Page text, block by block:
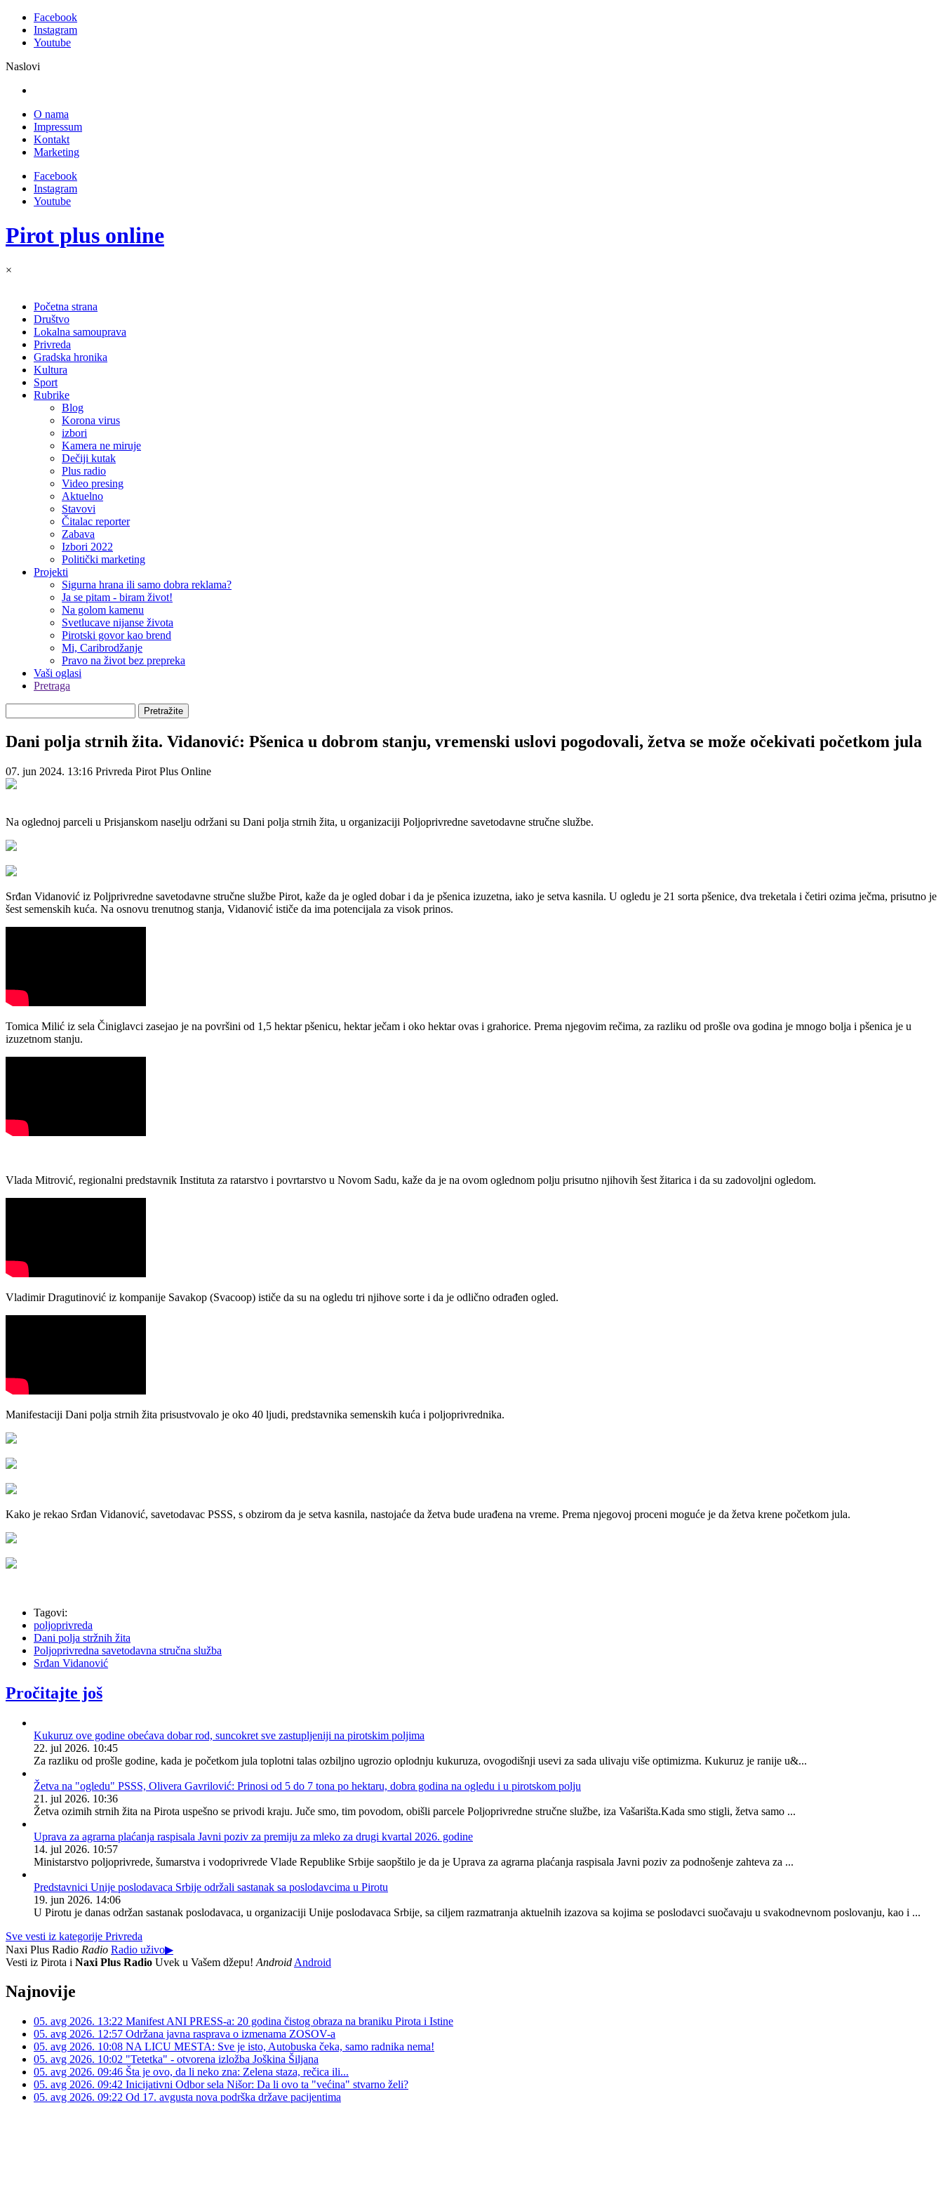
Facebook
Instagram
Youtube
Naslovi
O nama
Impressum
Kontakt
Marketing
Facebook
Instagram
Youtube
Pirot plus online
×
Početna strana
Društvo
Lokalna samouprava
Privreda
Gradska hronika
Kultura
Sport
Rubrike
Blog
Korona virus
izbori
Kamera ne miruje
Dečiji kutak
Plus radio
Video presing
Aktuelno
Stavovi
Čitalac reporter
Zabava
Izbori 2022
Politički marketing
Projekti
Sigurna hrana ili samo dobra reklama?
Ja se pitam - biram život!
Na golom kamenu
Svetlucave nijanse života
Pirotski govor kao brend
Mi, Caribrodžanje
Pravo na život bez prepreka
Vaši oglasi
Pretraga
Pretražite
Dani polja strnih žita. Vidanović: Pšenica u dobrom stanju, vremenski uslovi pogodovali, žetva se može očekivati početkom jula
07. jun 2024. 13:16 Privreda Pirot Plus Online
Na oglednoj parceli u Prisjanskom naselju održani su Dani polja strnih žita, u organizaciji Poljoprivredne savetodavne stručne službe.
Srđan Vidanović iz Poljprivredne savetodavne stručne službe Pirot, kaže da je ogled dobar i da je pšenica izuzetna, iako je setva kasnila. U ogledu je 21 sorta pšenice, dva treketala i četiri ozima ječma, prisutno je
šest semenskih kuća. Na osnovu trenutnog stanja, Vidanović ističe da ima potencijala za visok prinos.
Tomica Milić iz sela Činiglavci zasejao je na površini od 1,5 hektar pšenicu, hektar ječam i oko hektar ovas i grahorice. Prema njegovim rečima, za razliku od prošle ova godina je mnogo bolja i pšenica je u
izuzetnom stanju.
Vlada Mitrović, regionalni predstavnik Instituta za ratarstvo i povrtarstvo u Novom Sadu, kaže da je na ovom oglednom polju prisutno njihovih šest žitarica i da su zadovoljni ogledom.
Vladimir Dragutinović iz kompanije Savakop (Svacoop) ističe da su na ogledu tri njihove sorte i da je odlično odrađen ogled.
Manifestaciji Dani polja strnih žita prisustvovalo je oko 40 ljudi, predstavnika semenskih kuća i poljoprivrednika.
Kako je rekao Srđan Vidanović, savetodavac PSSS, s obzirom da je setva kasnila, nastojaće da žetva bude urađena na vreme. Prema njegovoj proceni moguće je da žetva krene početkom jula.
Tagovi:
poljoprivreda
Dani polja stržnih žita
Poljoprivredna savetodavna stručna služba
Srđan Vidanović
Pročitajte još
Kukuruz ove godine obećava dobar rod, suncokret sve zastupljeniji na pirotskim poljima
22. jul 2026. 10:45
Za razliku od prošle godine, kada je početkom jula toplotni talas ozbiljno ugrozio oplodnju kukuruza, ovogodišnji usevi za sada ulivaju više optimizma. Kukuruz je ranije u&...
Žetva na "ogledu" PSSS, Olivera Gavrilović: Prinosi od 5 do 7 tona po hektaru, dobra godina na ogledu i u pirotskom polju
21. jul 2026. 10:36
Žetva ozimih strnih žita na Pirota uspešno se privodi kraju. Juče smo, tim povodom, obišli parcele Poljoprivredne stručne službe, iza Vašarišta.Kada smo stigli, žetva samo ...
Uprava za agrarna plaćanja raspisala Javni poziv za premiju za mleko za drugi kvartal 2026. godine
14. jul 2026. 10:57
Ministarstvo poljoprivrede, šumarstva i vodoprivrede Vlade Republike Srbije saopštilo je da je Uprava za agrarna plaćanja raspisala Javni poziv za podnošenje zahteva za ...
Predstavnici Unije poslodavaca Srbije održali sastanak sa poslodavcima u Pirotu
19. jun 2026. 14:06
U Pirotu je danas održan sastanak poslodavaca, u organizaciji Unije poslodavaca Srbije, sa ciljem razmatranja aktuelnih izazova sa kojima se poslodavci suočavaju u svakodnevnom poslovanju, kao i ...
Sve vesti iz kategorije Privreda
Naxi Plus Radio Radio Radio uživo▶
Vesti iz Pirota i Naxi Plus Radio Uvek u Vašem džepu! Android Android
Najnovije
05. avg 2026. 13:22 Manifest ANI PRESS-a: 20 godina čistog obraza na braniku Pirota i Istine
05. avg 2026. 12:57 Održana javna rasprava o izmenama ZOSOV-a
05. avg 2026. 10:08 NA LICU MESTA: Sve je isto, Autobuska čeka, samo radnika nema!
05. avg 2026. 10:02 "Tetetka" - otvorena izložba Joškina Šiljana
05. avg 2026. 09:46 Šta je ovo, da li neko zna: Zelena staza, rečica ili...
05. avg 2026. 09:42 Inicijativni Odbor sela Nišor: Da li ovo ta "većina" stvarno želi?
05. avg 2026. 09:22 Od 17. avgusta nova podrška države pacijentima